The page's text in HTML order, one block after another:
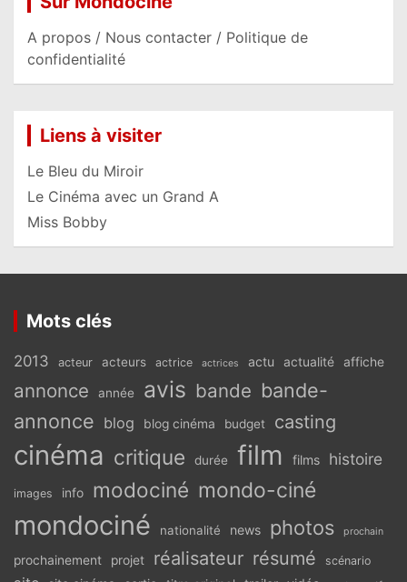
A propos / Nous contacter / Politique de
confidentialité
Liens à visiter
Le Bleu du Miroir
Le Cinéma avec un Grand A
Miss Bobby
Mots clés
2013 acteur acteurs actrice actrices actu actualité affiche
annonce année avis bande bande-
annonce blog blog cinéma budget casting
cinéma critique durée film films histoire
images info modociné mondo-ciné
mondociné nationalité news photos prochain
prochainement projet réalisateur résumé scénario